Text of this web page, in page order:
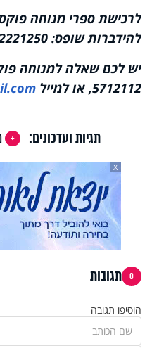
לרכישת ספרי מנוחה פוקס
להידברות שופס: 073-2221250
5712112, או למייל
תגיות ועדכונים:
X
0 תגובות
הוסיפו תגובה